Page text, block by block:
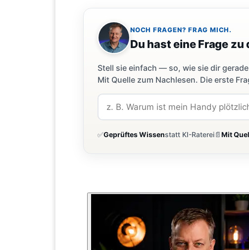
NOCH FRAGEN? FRAG MICH.
Du hast eine Frage
Stell sie einfach — so, wie sie dir
Mit Quelle zum Nachlesen. Die erste
✅Geprüftes Wissenstatt KI-Raterei📄Mit